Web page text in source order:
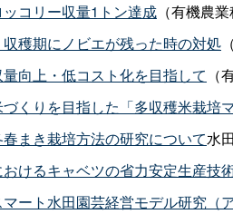
コリー収量1トン達成 （有機農
穫期にノビエが残った時の対処
向上・低コスト化を目指して （
くりを目指した「多収穫米栽培
まき栽培方法の研究について水
けるキャベツの省力安定生産技
ート水田園芸経営モデル研究（